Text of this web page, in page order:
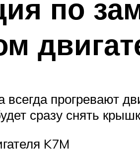
по
прогревают
сразу снять
K7M